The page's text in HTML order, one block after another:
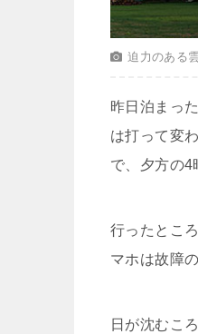
迫力のある雲
昨日泊まっ
は打って変
で、夕方の4
行ったとこ
マホは故障
日が沈むこ